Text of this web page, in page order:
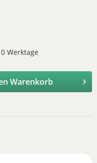
Werktage
Warenkorb